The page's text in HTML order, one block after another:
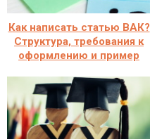
Как написать статью ВАК?
Структура, требования к
оформлению и пример